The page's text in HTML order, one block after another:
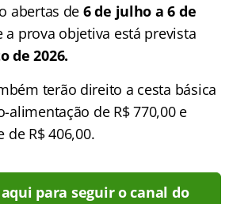
abertas de 6 de julho a 6 de
a prova objetiva está prevista
de 2026.
terão direito a cesta básica
alimentação de R$ 770,00 e
R$ 406,00.
para seguir o canal do